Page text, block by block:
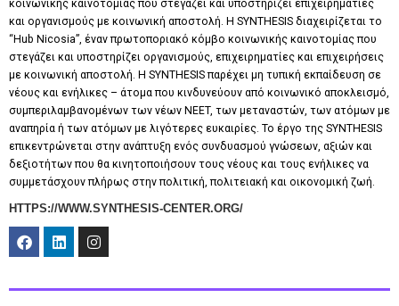
κοινωνικής καινοτομίας που στεγάζει και υποστηρίζει επιχειρηματίες
και οργανισμούς με κοινωνική αποστολή. Η SYNTHESIS διαχειρίζεται το
“Hub Nicosia”, έναν πρωτοποριακό κόμβο κοινωνικής καινοτομίας που
στεγάζει και υποστηρίζει οργανισμούς, επιχειρηματίες και επιχειρήσεις
με κοινωνική αποστολή. Η SYNTHESIS παρέχει μη τυπική εκπαίδευση σε
νέους και ενήλικες – άτομα που κινδυνεύουν από κοινωνικό αποκλεισμό,
συμπεριλαμβανομένων των νέων NEET, των μεταναστών, των ατόμων με
αναπηρία ή των ατόμων με λιγότερες ευκαιρίες. Το έργο της SYNTHESIS
επικεντρώνεται στην ανάπτυξη ενός συνδυασμού γνώσεων, αξιών και
δεξιοτήτων που θα κινητοποιήσουν τους νέους και τους ενήλικες να
συμμετάσχουν πλήρως στην πολιτική, πολιτειακή και οικονομική ζωή.
HTTPS://WWW.SYNTHESIS-CENTER.ORG/